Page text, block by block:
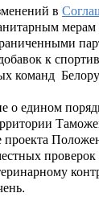
в
к
команд
едином